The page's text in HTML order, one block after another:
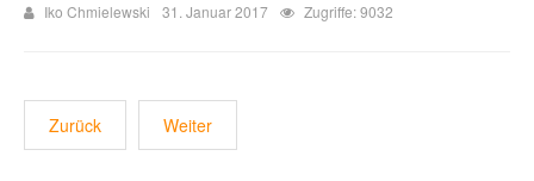
Iko Chmielewski 31. Januar 2017 Zugriffe: 9032
Zurück Weiter